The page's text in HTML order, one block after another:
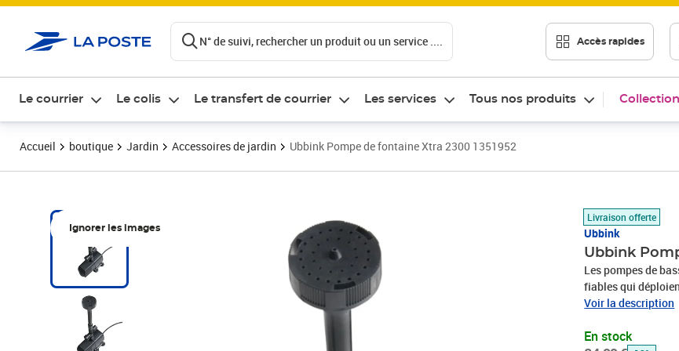
N° de suivi, rechercher un produit ou un service .... Accès rapides
Le courrier Le colis Le transfert de courrier Les services Tous nos produits
Accueil boutique Jardin Accessoires de jardin Ubbink Pompe de fontaine Xtra 2300 1351952
Ignorer les images
Livraison offerte
Ubbink
Ubbink
Les pompes de
fiables qui
technologie
fontaine et des
Voir la description
En stock
Prix barré 84,99 €
Prix 73,39€